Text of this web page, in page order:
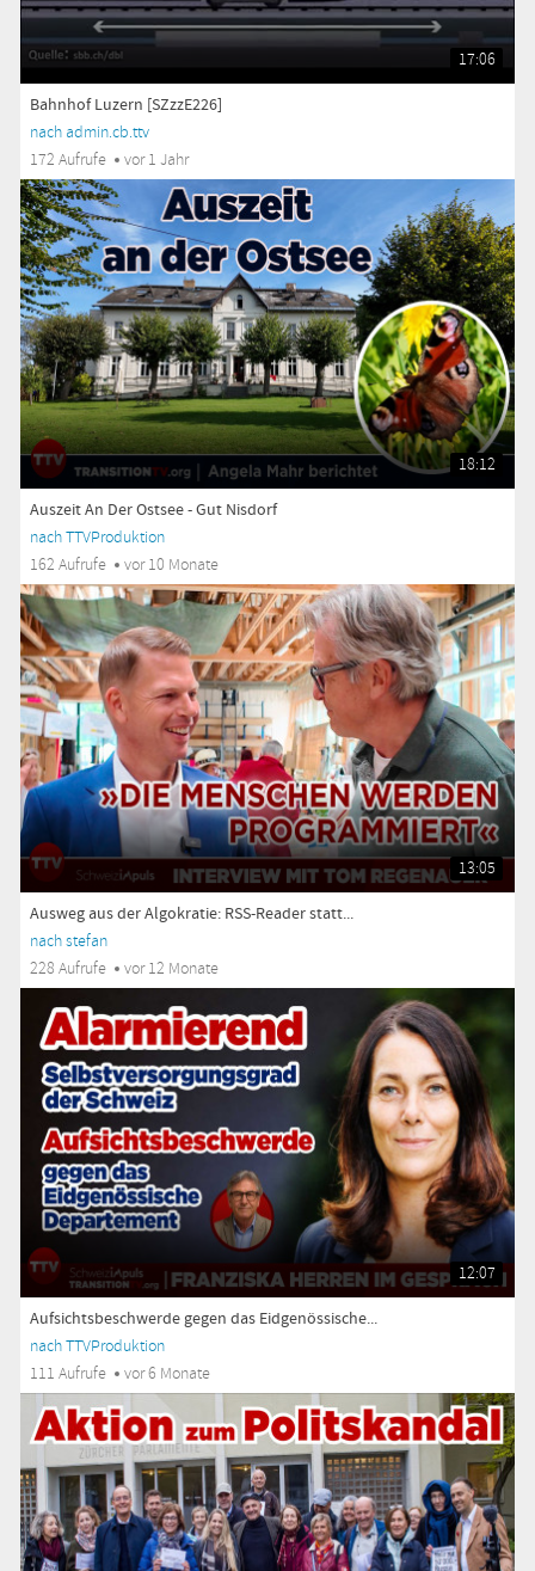
17:06
Bahnhof Luzern [SZzzE226]
nach admin.cb.ttv
172 Aufrufe
vor 1 Jahr
18:12
Auszeit An Der Ostsee - Gut Nisdorf
nach TTVProduktion
162 Aufrufe
vor 10 Monate
13:05
Ausweg aus der Algokratie: RSS-Reader statt...
nach stefan
228 Aufrufe
vor 12 Monate
12:07
Aufsichtsbeschwerde gegen das Eidgenössische...
nach TTVProduktion
111 Aufrufe
vor 6 Monate